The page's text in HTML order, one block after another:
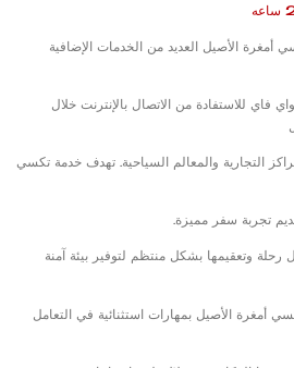
أمغرة الأصيل العديد من الخدمات الإضافية
فاي للاستفادة من الاتصال بالإنترنت خلال
التجارية والمعالم السياحية. تهدف خدمة تكسي
تجربة سفر مميزة.
وتعقيمها بشكل منتظم لتوفير بيئة آمنة
أمغرة الأصيل بمهارات استثنائية في التعامل